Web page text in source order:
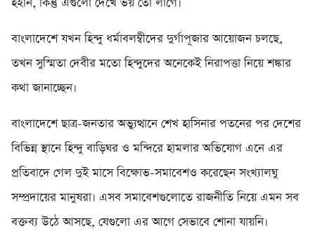
বাংলাদেশে যখন হিন্দু ধর্মাবলম্বীদের দুর্গাপূজার আয়োজন চলছে,
তখন সুস্মিতা দেবীর মতো হিন্দুদের অনেকেই নিরাপত্তা নিয়ে শঙ্কার
কথা জানাচ্ছেন।
বাংলাদেশে ছাত্র-জনতার অভ্যুত্থানে শেখ হাসিনার পতনের পর দেশের
বিভিন্ন স্থানে হিন্দু বাড়িঘর ও মন্দিরে হামলার অভিযোগ এনে এর
প্রতিবাদে গেল দুই মাসে বিক্ষোভ-সমাবেশও করেছেন সংখ্যালঘু
সম্প্রদায়ের মানুষরা। এসব সমাবেশগুলোতে রাজনীতি নিয়ে এমন সব
বক্তব্য উঠে আসছে, যেগুলো এর আগে সেভাবে শোনা যায়নি।